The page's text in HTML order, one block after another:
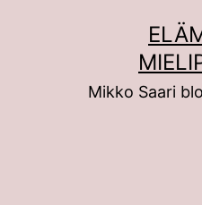
Mikko Saari